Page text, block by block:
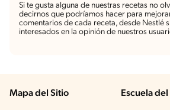
Si te gusta alguna de nuestras recetas no
decirnos que podríamos hacer para
comentarios de cada receta, desde Nestlé
interesados en la opinión de nuestros
Mapa del Sitio Escuela